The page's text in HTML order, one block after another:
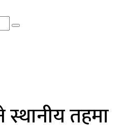
स्थानीय तहमा